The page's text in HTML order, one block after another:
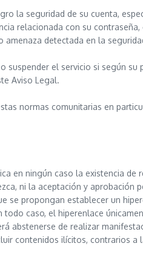
la seguridad de su cuenta,
relacionada con su
detectada en la
suspender el servicio si según su
Aviso Legal.
normas comunitarias en
en ningún caso la existencia de
ni la aceptación y aprobación
se propongan establecer un
caso, el hiperenlace
abstenerse de realizar
contenidos ilícitos, contrarios a